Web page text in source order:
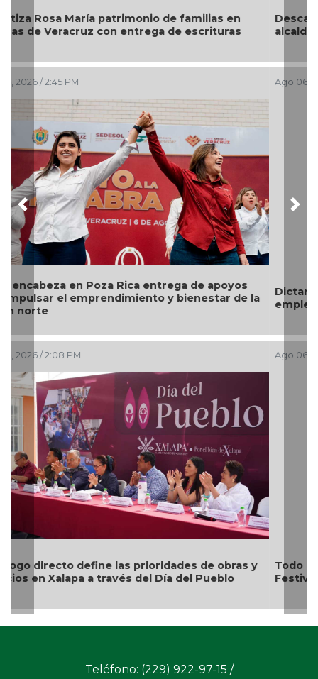
Descarta Nahle motivos políticos en desafuero de
alcaldes de MC
Ago 06, 2026 / 1:49 PM
Dictan 70 años de prisión homicidas; dos ex
empleados de pollos "Pancho" en Papantla
Ago 06, 2026 / 1:33 PM
Todo listo en Coatzacoalcos para el arranque del
Festival del Mar 2026
Previous
Teléfono: (229) 922-97-15 /